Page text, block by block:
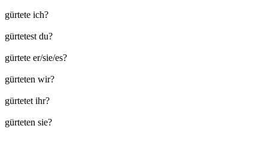
gürtete ich?
gürtetest du?
gürtete er/sie/es?
gürteten wir?
gürtetet ihr?
gürteten sie?